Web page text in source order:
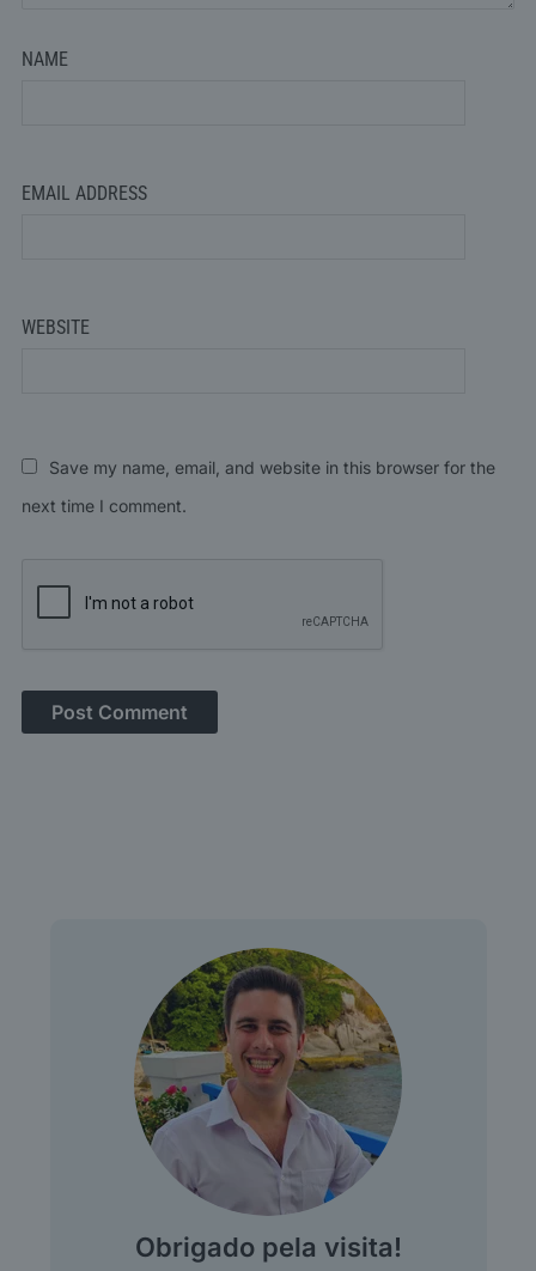
NAME
EMAIL ADDRESS
WEBSITE
Save my name, email, and website in this browser for the
next time I comment.
Obrigado pela visita!